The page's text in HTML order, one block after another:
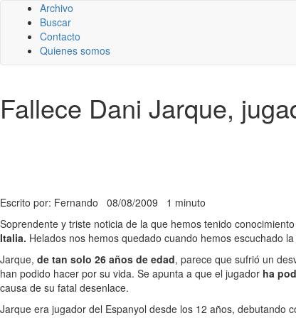
Archivo
Buscar
Contacto
Quienes somos
Fallece Dani Jarque,
Escrito por: Fernando 08/08/2009 1 minuto
Soprendente y triste noticia de la que hemos tenido
Italia. Helados nos hemos quedado cuando hemos escuchado
Jarque, de tan solo 26 años de edad, parece que sufrió un
han podido hacer por su vida. Se apunta a que el jugador ha
causa de su fatal desenlace.
Jarque era jugador del Espanyol desde los 12 años, debutando